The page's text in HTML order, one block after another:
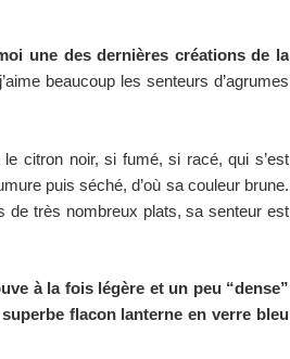
une des dernières créations de la
beaucoup les senteurs d’agrumes
citron noir, si fumé, si racé, qui s’est
puis séché, d’où sa couleur brune.
de très nombreux plats, sa senteur est
à la fois légère et un peu “dense”
flacon lanterne en verre bleu